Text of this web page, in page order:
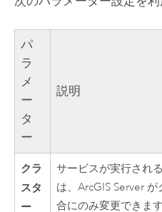
パ
ラ
メ
ー
タ
ー
説明
クラ
スタ
ー
サービスが実行され
は、ArcGIS Server が
合にのみ変更できます